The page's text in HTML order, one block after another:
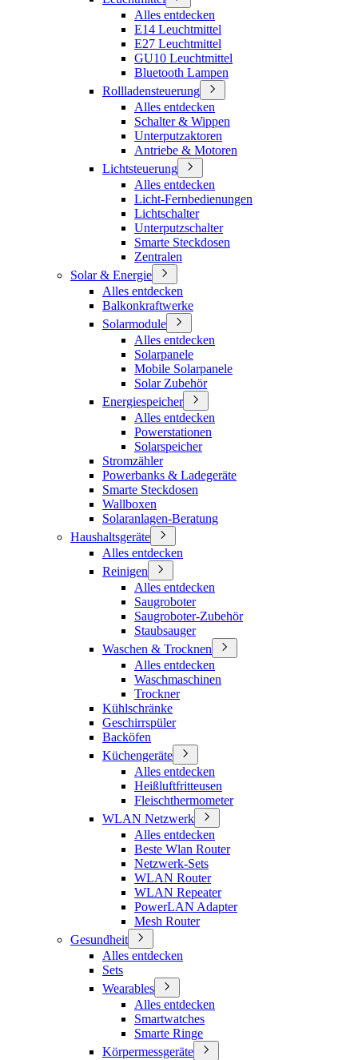
Alles entdecken
E14 Leuchtmittel
E27 Leuchtmittel
GU10 Leuchtmittel
Bluetooth Lampen
Rollladensteuerung
Alles entdecken
Schalter & Wippen
Unterputzaktoren
Antriebe & Motoren
Lichtsteuerung
Alles entdecken
Licht-Fernbedienungen
Lichtschalter
Unterputzschalter
Smarte Steckdosen
Zentralen
Solar & Energie
Alles entdecken
Balkonkraftwerke
Solarmodule
Alles entdecken
Solarpanele
Mobile Solarpanele
Solar Zubehör
Energiespeicher
Alles entdecken
Powerstationen
Solarspeicher
Stromzähler
Powerbanks & Ladegeräte
Smarte Steckdosen
Wallboxen
Solaranlagen-Beratung
Haushaltsgeräte
Alles entdecken
Reinigen
Alles entdecken
Saugroboter
Saugroboter-Zubehör
Staubsauger
Waschen & Trocknen
Alles entdecken
Waschmaschinen
Trockner
Kühlschränke
Geschirrspüler
Backöfen
Küchengeräte
Alles entdecken
Heißluftfritteusen
Fleischthermometer
WLAN Netzwerk
Alles entdecken
Beste Wlan Router
Netzwerk-Sets
WLAN Router
WLAN Repeater
PowerLAN Adapter
Mesh Router
Gesundheit
Alles entdecken
Sets
Wearables
Alles entdecken
Smartwatches
Smarte Ringe
Körpermessgeräte